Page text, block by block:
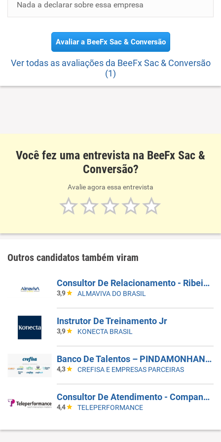
Nada a declarar sobre essa empresa
Avaliar a BeeFx Sac & Conversão
Ver todas as avaliações da BeeFx Sac & Conversão
(1)
Você fez uma entrevista na BeeFx Sac &
Conversão?
Avalie agora essa entrevista
Outros candidatos também viram
Consultor De Relacionamento - Ribeirão Preto
3,9 ALMAVIVA DO BRASIL
Instrutor De Treinamento Jr
3,9 KONECTA BRASIL
Banco De Talentos – PINDAMONHANGABA
4,3 CREFISA E EMPRESAS PARCEIRAS
Consultor De Atendimento - Companhia Aérea | Inglês Intermediário B2 | Parnamirim/RN
4,4 TELEPERFORMANCE